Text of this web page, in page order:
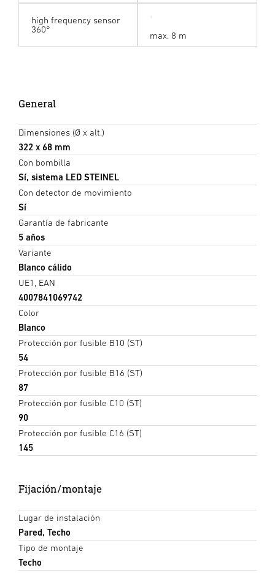
high frequency sensor
360°
max. 8 m
General
Dimensiones (Ø x alt.)
322 x 68 mm
Con bombilla
Sí, sistema LED STEINEL
Con detector de movimiento
Sí
Garantía de fabricante
5 años
Variante
Blanco cálido
UE1, EAN
4007841069742
Color
Blanco
Protección por fusible B10 (ST)
54
Protección por fusible B16 (ST)
87
Protección por fusible C10 (ST)
90
Protección por fusible C16 (ST)
145
Fijación/montaje
Lugar de instalación
Pared, Techo
Tipo de montaje
Techo